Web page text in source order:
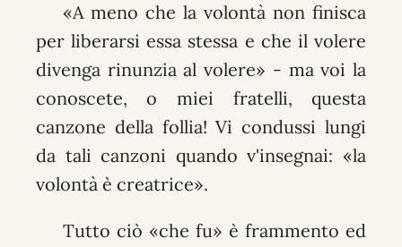
«A meno che la volontà non finisca
per liberarsi essa stessa e che il volere
divenga rinunzia al volere» - ma voi la
conoscete, o miei fratelli, questa
canzone della follia! Vi condussi lungi
da tali canzoni quando v'insegnai: «la
volontà è creatrice».
Tutto ciò «che fu» è frammento ed